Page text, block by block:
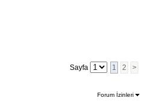
Sayfa 1 2 >
Forum İzinleri